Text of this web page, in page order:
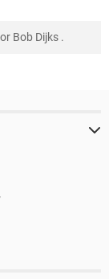
Bob Dijks .